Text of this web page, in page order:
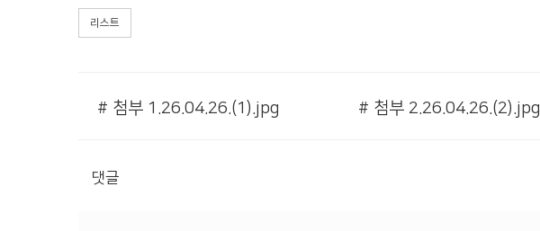
리스트
# 첨부 1.26.04.26.(1).jpg # 첨부 2.26.04.26.(2).jpg
댓글